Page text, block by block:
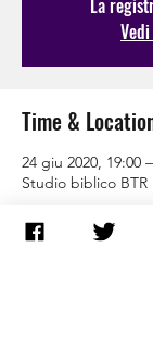
La
Time &
24 giu 2020, 19:00
Studio biblico BTR
Guests